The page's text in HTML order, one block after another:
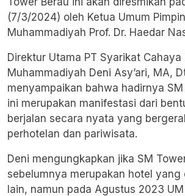
(7/3/2024) oleh Ketua Umum
Muhammadiyah Prof. Dr. Haedar
Direktur Utama PT Syarikat Cahaya
Muhammadiyah Deni Asy’ari, MA,
menyampaikan bahwa hadirnya
ini merupakan manifestasi dari
berjalan secara nyata yang
perhotelan dan pariwisata.
Deni mengungkapkan jika SM
sebelumnya merupakan hotel yang
lain, namun pada Agustus 2023